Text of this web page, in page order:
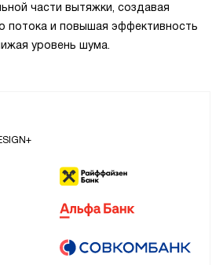
части вытяжки, создавая
потока и повышая эффективность
уровень шума.